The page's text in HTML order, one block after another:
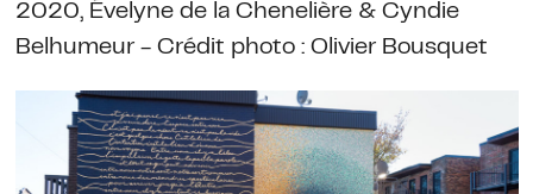
2020, Évelyne de la Chenelière & Cyndie
Belhumeur - Crédit photo : Olivier Bousquet